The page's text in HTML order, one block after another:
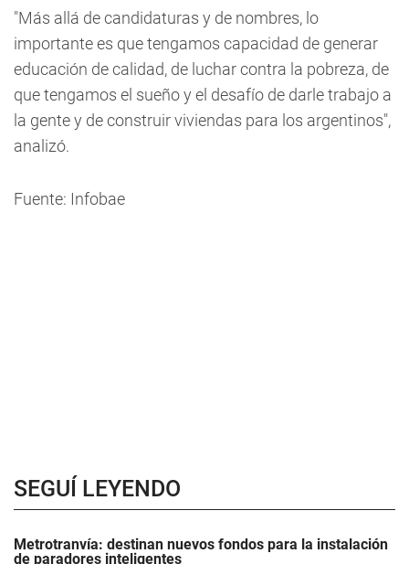
"Más allá de candidaturas y de nombres, lo
importante es que tengamos capacidad de generar
educación de calidad, de luchar contra la pobreza, de
que tengamos el sueño y el desafío de darle trabajo a
la gente y de construir viviendas para los argentinos",
analizó.
Fuente: Infobae
SEGUÍ LEYENDO
Metrotranvía: destinan nuevos fondos para la instalación
de paradores inteligentes